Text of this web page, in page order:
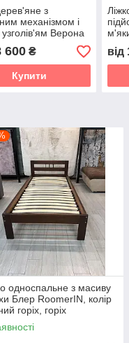
з
механізмом і
Верона
колір білий
600₴
Купити
від
односпальне з масиву
Блер RoomerIN, колір
горіх, горіх